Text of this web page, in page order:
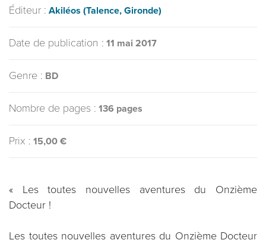
Éditeur : Akiléos (Talence, Gironde)
Date de publication : 11 mai 2017
Genre : BD
Nombre de pages : 136 pages
Prix : 15,00 €
« Les toutes nouvelles aventures du Onzième
Docteur !
Les toutes nouvelles aventures du Onzième Docteur